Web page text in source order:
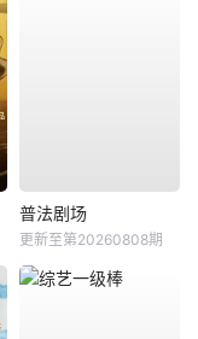
普法剧场
更新至第20260808期